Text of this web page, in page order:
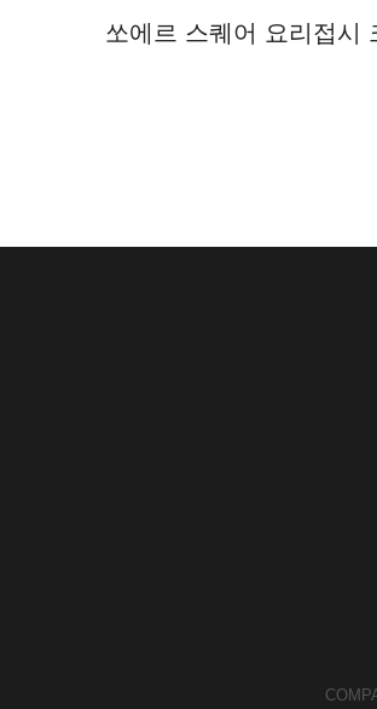
쏘에르 스퀘어 요리접시